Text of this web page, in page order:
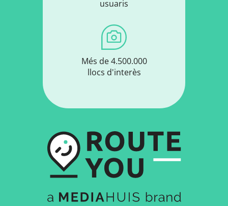
usuaris
Més de 4.500.000
llocs d'interès